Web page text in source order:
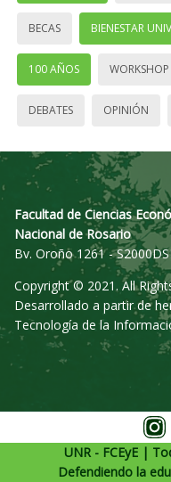
BECAS BIENESTAR
100 AÑOS WORKSHOP
DEBATES OPINIÓN
Facultad de Ciencias
Nacional de Rosario
Bv. Oroño 1261 -
Copyright © 2021. All
Desarrollado a partir de
Tecnología de la
UNR - FCEyE |
Defendiendo la